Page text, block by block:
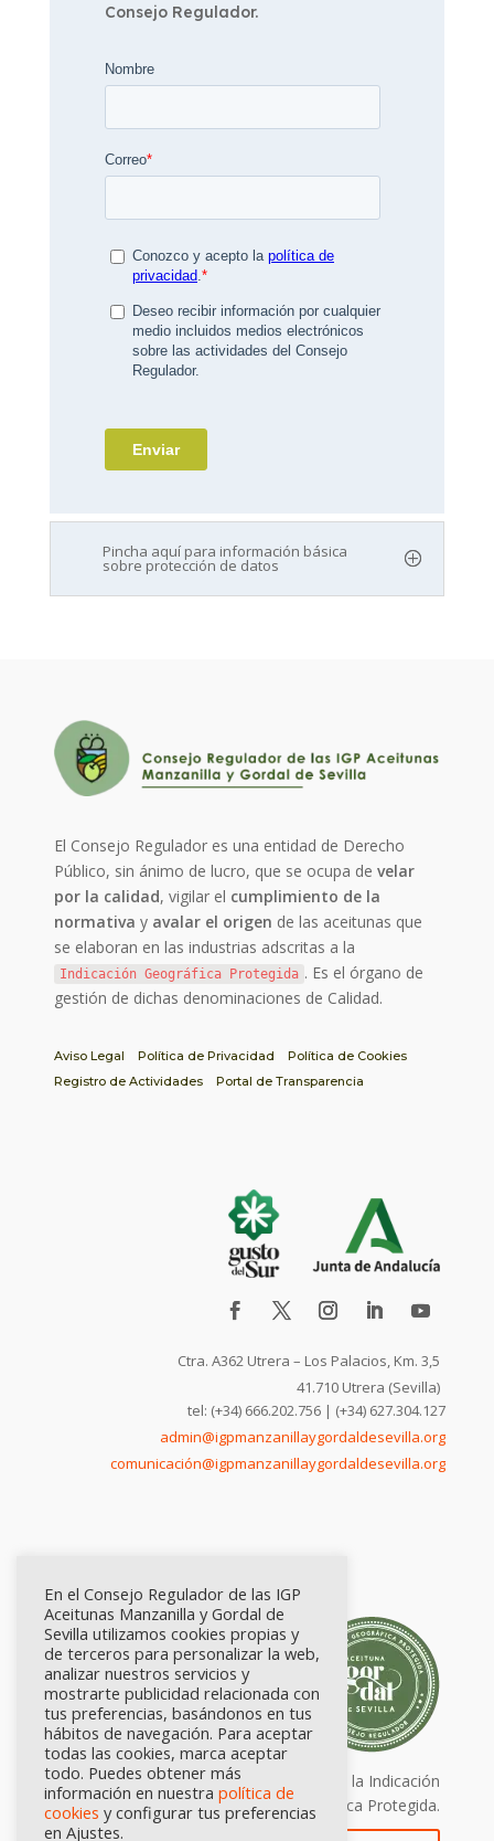
Consejo Regulador.
Pincha aquí para información básica
sobre protección de datos
El Consejo Regulador es una entidad de Derecho
Público, sin ánimo de lucro, que se ocupa develar
por la calidad, vigilar el cumplimiento de la
normativa y avalar el origen de las aceitunas que
se elaboran en las industrias adscritas a la
Indicación Geográfica Protegida . Es el órgano de
gestión de dichas denominaciones de Calidad.
Aviso Legal Política de Privacidad
Política de Cookies
Registro de Actividades
Portal de Transparencia
Ctra. A362 Utrera – Los Palacios, Km. 3,5
41.710 Utrera (Sevilla)
tel: (+34) 666.202.756 | (+34) 627.304.127
admin@igpmanzanillaygordaldesevilla.org
comunicación@igpmanzanillaygordaldesevilla.org
Calidad certificada por Origen. Sellos de la Indicación
Geográfica Protegida.
En el Consejo Regulador de las IGP
Aceitunas Manzanilla y Gordal de
Sevilla utilizamos cookies propias y
de terceros para personalizar la web,
analizar nuestros servicios y
mostrarte publicidad relacionada con
tus preferencias, basándonos en tus
hábitos de navegación. Para aceptar
todas las cookies, marca aceptar
todo. Puedes obtener más
información en nuestra política de
cookies y configurar tus preferencias
en Ajustes.